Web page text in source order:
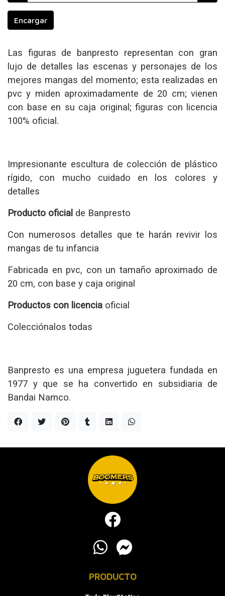
Encargar
Las figuras de banpresto representan con gran
lujo de detalles las escenas y personajes de los
mejores mangas del momento; esta realizadas en
pvc y miden aproximadamente de 20 cm; vienen
con base en su caja original; figuras con licencia
100% oficial.
Impresionante escultura de colección de plástico
rígido, con mucho cuidado en los colores y
detalles
Producto oficial de Banpresto
Con numerosos detalles que te harán revivir los
mangas de tu infancia
Fabricada en pvc, con un tamaño aproximado de
20 cm, con base y caja original
Productos con licencia oficial
Colecciónalos todas
Banpresto es una empresa juguetera fundada en
1977 y que se ha convertido en subsidiaria de
Bandai Namco.
PRODUCTO